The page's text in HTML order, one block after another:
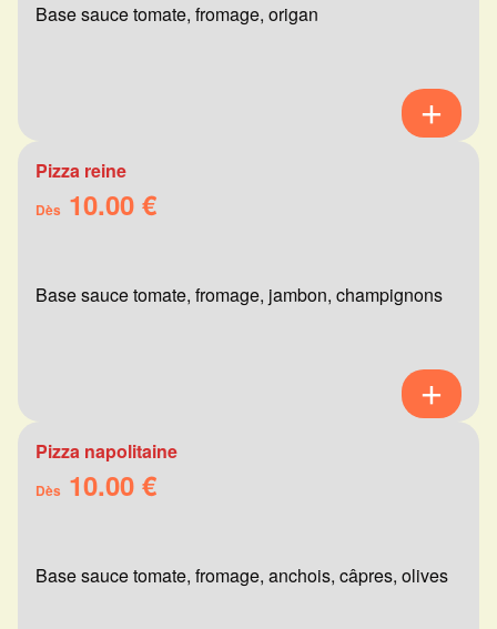
Base sauce tomate, fromage, origan
Pizza reine
Dès 10.00 €
Base sauce tomate, fromage, jambon, champignons
Pizza napolitaine
Dès 10.00 €
Base sauce tomate, fromage, anchois, câpres, olives